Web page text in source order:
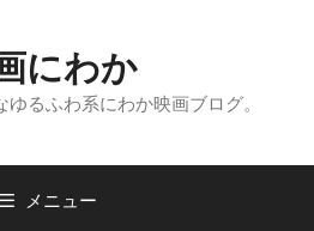
にわか
るふわ系にわか映画ブログ。
メニュー